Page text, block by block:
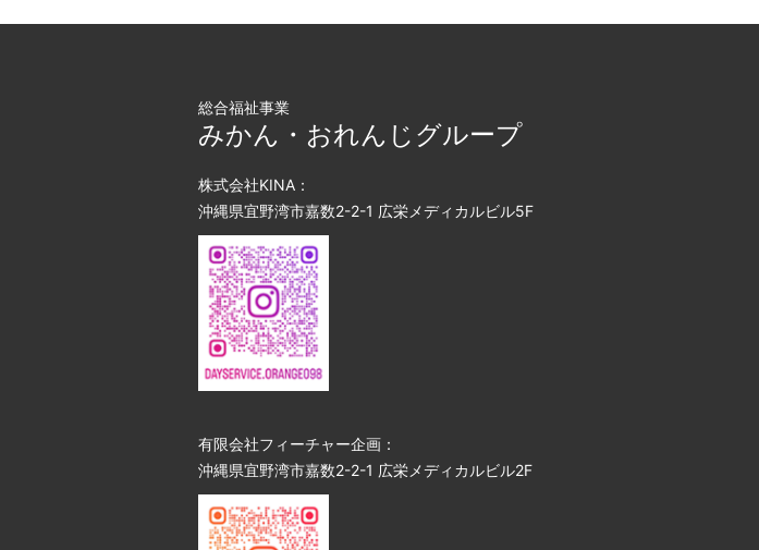
総合福祉事業
みかん・おれんじグループ
株式会社KINA：
沖縄県宜野湾市嘉数2-2-1 広栄メディカルビル5F
有限会社フィーチャー企画：
沖縄県宜野湾市嘉数2-2-1 広栄メディカルビル2F